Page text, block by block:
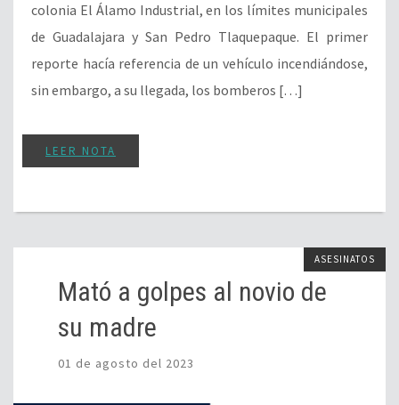
colonia El Álamo Industrial, en los límites municipales
de Guadalajara y San Pedro Tlaquepaque. El primer
reporte hacía referencia de un vehículo incendiándose,
sin embargo, a su llegada, los bomberos […]
LEER NOTA
ASESINATOS
Mató a golpes al novio de
su madre
01 de agosto del 2023